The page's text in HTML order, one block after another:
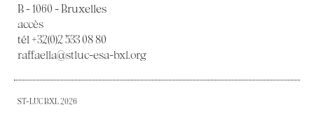
B - 1060 - Bruxelles
accès
tél +32(0)2 533 08 80
raffaella@stluc-esa-bxl.org
ST-LUC BXL 2026